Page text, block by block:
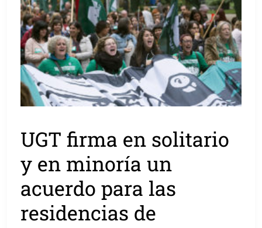
UGT firma en solitario
y en minoría un
acuerdo para las
residencias de